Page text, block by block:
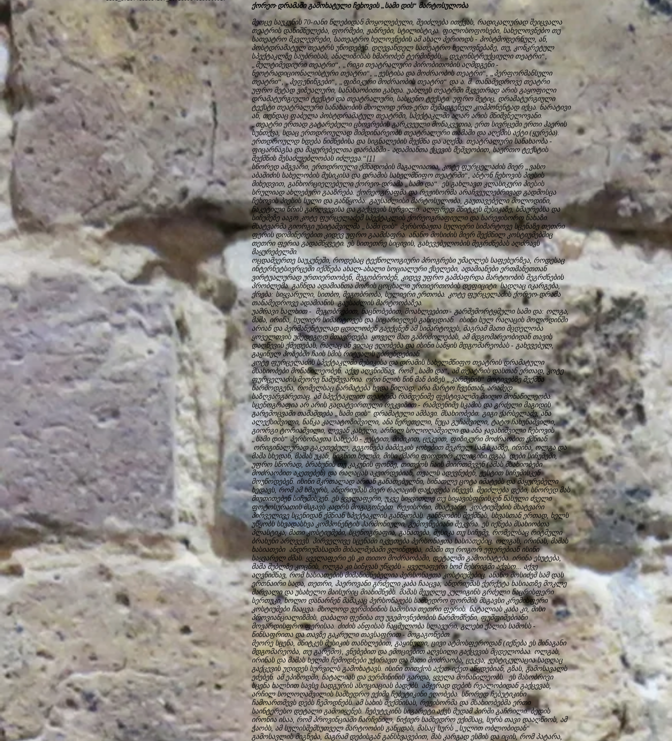
ქორეო-დრამაში გამოხატული ჩეხოვის „სამი დის“ მარტოსულობა
მეოცე საუკუნის 70-იანი წლებიდან მოყოლებული, შეიძლება ითქვას, რადიკალურად შეიცვალა
თეატრის დანიშნულება, ფორმები, ჟანრები, სტილისტიკა. ფილოსოფოსები, სახელოვნებო თუ
სათეატრო მკვლევრები, სათეატრო ხელოვნების ამ ახალ პერიოდს - პოსტმოდერნულ, ან,
პოსტდრამატულ თეატრს უწოდებენ. დღევანდელ სათეატრო ხელოვნებაზე, თუ, კონკრეტულ
სპექტაკლზე საუბრისას, ანალიზისას ხმარობენ ტერმინებს: „დეკონსტრუქციული თეატრი“,
„მულტიმედიური თეატრი“, „რიგი თეატრალური პირობითობის აღმდგენი -
ნეოტრადიციონალისტური თეატრი“, „ჟესტისა და მოძრაობის თეატრი“, „პერფორმანსული
თეატრი“, „ჰეფენინგები“, „ფიზიკური მოძრაობის თეატრი“ და ა. შ. თანამედროვე თეატრი
უფრო მეტად ვიზუალური, სანახაობითი გახდა. უახლეს თეატრში მკვეთრად არის გაყოფილი
დრამატურგიული ტექსტი და თეატრალური, სასცენო ტექსტი. უფრო მეტიც, დრამატურგიული
ტექსტი თეატრალური სანახაობის მხოლოდ ერთ-ერთ შემადგენელ კომპონენტად იქცა. ნარატივი
ან, თუნდაც ფაბულა პოსტდრამატულ თეატრში, სპექტაკლში აღარ არის მნიშვნელოვანი.
„თეატრი ერთად გატარებული ცხოვრების გარკვეული მონაკვეთია, ერთ სივრცეში ერთი ჰაერის
სუნთქვა, სდაც ერთდროულად მიმდინარეობს თეატრალური თამაში და აღქმის აქტი (ყურება).
ერთდროულდ ხდება ნიშნებისა და სიგნალების შექმნა და აღქმა. თეატრალური სანახაობა -
ფიცარნაგსა და მაყურებელთა დარბაზში - ადამიანთა ქცევის მეშვეობით, საერთო ტექსტის
შექმნის შესაძლებლობას იძლევა.“[1]
სწორედ ამგვარი, ერთდროული ქმნადობის მაგალიათია, კოტე ფურცელაძის მიერ „ვასო
აბაშიძის სახელობის მუსიკისა და დრამის სახელმწიფო თეატრში“, ანტონ ჩეხოვის პიესის
მიხედვით, განხორციელებული ქორეო-დრამა „სამი და“. ეს გახლავთ კლასიკური პიესის
სრულიად ახლებური გააზრება. ქორეოგრაფმა და რეჟისორმა არაჩვეულებრივად გადმოსცა
ჩეხოვის პიესის სული და განწყობა: გაუსაძლისი მარტოსულობა, გაუთავებელი მოლოდინი,
ჩაკეტილი წრის გარღვევისა და გაქცევის სურვილი. ალფრედ შნიტკეს მუსიკაზე, ხმაურებსა და
სიჩუმეზე ააგო კოტე ფურცელაძემ სპექტაკლის ქორეოგრაფიული და სარეჟისორო ნახაზი.
მხატვარმა გიორგი უსიტაშვილმა „სამი დის“ პერსონაჟთა სულიერი სიმარტოვე სცენაზე თეთრი
ფერის დომინერებით კიდევ უფრო გაამძაფრა. ანანო მოსიძის მიერ შექმნილ კოსტიუმებშიც
თეთრი ფერია გადამწყვეტი. ეს სითეთრე სიცივის, გახევებულობის შეგრძნებას აღძრავს
მაყურებელში.
ოცდამეერთე საუკუნეში, როდესაც ტექნოლოგიური პროგრესი უმაღლეს საფეხურზეა, როდესაც
ინტერნეტსივრცეში იქმნება ახალ-ახალი სოციალური ქსელები, ადამიანები ერთმანეთთან
ვირტუალურად ურთიერთობენ, მეგობრობენ, კიდევ უფრო გამძაფრდა მარტოობის შეგრძნების
პრობლემა. გაჩნდა ადამიანთა შორის ცოცხალი ურთიერთობის დეფიციტი. სადღაც იკარგება,
ქრება: სიყვარული, სითბო, მეგობრობა, სულიერი ერთობა. კოტე ფურცელაძის ქორეო-დრამა
თანამედროვე ადამიანის გაუსაძლის მარტოობაზეა.
უამრავი ხალხით - მეგობრებით, ნაცნობებით, მოახლეებით - გარშემორტყმული სამი და: ოლგა,
მაშა, ირინა, სულიერ სიმარტოვეს და სიცარიელეს განიცდიან. ისინი სულ რაღაცის მოლოდინში
არიან და პერმანენტულად ცდილობენ გაექცნენ ამ სიმარტოვეს, მაგრამ მათი მცდელობა
ყოველთვის უშედეგოდ მთავრდება. ყოველ მათ გაბრძოლებას, ამ მდგომარეობიდან თავის
დაღწევის ქმედებას, რაღაც ან ვიღაც ეღობება და ისინი საწყის მდგომარეობას - გახევებულ,
გაყინულ პოზებში ჩაის სმის რიტუალს უბრუნდებიან.
კოტე ფურცელაძის სპექტაკლში მუსიკისა და დრამის სახელმწიფო თეატრის დრამატული
მსახიობები მონაწილეობენ. აქვე აღვნიშნავ, რომ „სამი და“, ამ თეატრის დასთან ერთად, კოტე
ფურცელაძის მეორე ნამუშევარია. ორი წლის წინ მან ბიზეს „კარმენის“ მოტივებზე შექმნა
წარმოდგენა, რომელსაც წარმატება ხვდა წილად, არა მარტო ჩვენთან, არამედ
საზღვარგარეთაც. ამ სპექტაკლით თეატრმა რამდენიმე ფესტივალში მიიღო მონაწილეობა.
სცენოგრაფია არ არის გადატვირთული რეკვიზით - რამდენიმე სკამის და გრძელი მაგიდის
გარემოცვაში თამაშდება „სამი დის“ დრამატული ამბავი. მსახიობები: გიგი ქარსელაძე, ანა
ალექსიშვილი, ნანკა კალატოზიშვილი, ანა წერეთელი, ნუცა გუჩაშვილი, ტატო ჩახუნაშვილი,
გიორგი ტორიაშვილი, ლევან კახელი, არჩილ სოლოღაშვილი და ანა ჯავახიშვილი ჩეხოვის
„სამი დის“ პერსონაჟთა სახეებს - ჟესტით, მიმიკით, ცეკვით, ფიზიკური მოძრაობით ქმნიან.
ორიგინალურად გაკეთებულ, გეგონება ბამბუკის ჯოხებით შეკრულ სამ სკამზე, ირინა, ოლგა და
მაშა სხედან, მაშას უკან, წიგნით ხელში, მისი ქმარი ფიოდორ კულიგინი დგას. დები სიჩუმეში,
უფრო სწორად, ბრახუნის თუ კაკუნის ფონზე, თითქოს ჩაის მიირთმევენ (ამას მსახიობები
მოძრაობით აკეთებენ) და რაღაცას აკვირდებიან, თვალს ადევნებენ, ჟესტით სიჩუმისკენ
მოუწოდებენ. ისინი მკრთალად არიან განათებულნი, სინათლე ცოტა იმატებს და მაყურებელი
ხედავს, რომ ამ ხმაურს, ანდრიუშას მიერ რაღაცის დაჭედება იწვევს. შეიძლება დები, სწორედ მას
მიუთითებენ სიჩუმისკენ. ეს ყველაფერი, უკვე სიყვითლე თუ სიყავისფრისკენ წასული ძველი
ფოტოსურათის მსგავს კადრს მოგაგონებთ. რეჟისორი, მხატვარი, კოსტიუმების მხატვარი
პირველივე სცენიდან ქმნიან სპექტაკლის განწყობას. განწყობის შექმნას, სხვასთან ერთად, ხელს
უწყობს სხვადასხვა კომპონენტის ჰარმონიული, გემოვნებიანი შეკვრა. ეს იქნება მსახიობთა
პლასტიკა, მათი კოსტიუმები, სცენოგრაფია, განათება, მუსიკა თუ სიჩუმე, რომელსაც რიტმული
ბრახუნი არღვევს. პირველივე სცენაში იკვეთება პერსონაჟთა ხასიათებიც. ოლგას, ირინას, მაშას
ხასიათები ანდრიუშასადმი მისალმებაში ვლინდება, იმაში თუ როგორ ეფერებიან ისინი
საყვარელ ძმას. ყველაფერი ეს კი თითო მოძრაობაში, დეტალში გამოიხატება. ირინა ეხუტება,
მაშა შუბლზე კოცნის, ოლგა კი სინჯვას უწყებს - ყველაფერი ხომ წესრიგში აქვსო... აქვე
აღვნიშნავ, რომ ხასიათების მიმანიშნებელია პერსონაჟთა კოსტიუმებიც. ანანო მოსიძემ სამ დას
ერთნაირი სადა, თეთრი, ჰაეროვანი გრძელი კაბა ჩააცვა; ანდრიუშას ქერქეტა ხასიათზე მოკლე
შარვალი და უსახელო მაისურიც მიანიშნებს. მაშას მეუღლე კულიგინს გრძელი ნაცრისფერი
სერთუკი, ხოლო დანარჩენ მამაკაც პერსონაჟებს სამხედრო ფორმის მსგავსი კრემისფერი
კოსტიუმები ჩააცვა. მხოლოდ ვერშინინის სამოსია თეთრი ფერის. ნატალიას კაბა კი, მისი
პროვიანციალიზმის, დაბალი ფენისა თუ უგემოვნებობის წარმომჩენი, ფუშფიშებიანი
მოვარდისფრო ფერისაა. ძიძის ანფისას ჩაცმულობა სლავური, გლეხი ქალის სამოსს -
წინსაფრითა და თავზე გაკრული თავსაფრით - მოგაგონებთ.
მეორე სცენა, შნიტკეს მუსიკის თანხლებით, გაყინული, ცივი ატმოსფეროდან (იქნება ეს შინაგანი
მდგომარეობა, თუ გარემო), ვნებებით და ემოციებით აღვსილი გაქცევის მცდელობაა. ოლგას,
ირინას და მაშას ხელში ჩემოდნები უჭირავთ და მათი მოძრაობა, ცეკვა, ჟესტიკულაცია სადღაც
გაქცევის უდიდეს სურვილს გამოხატავს. ისინი თითქოს აქეთ-იქეთ აწყდებიან, გზას, გამოსავალს
ეძებენ. ამ ეპიზოდში, ნატალიას და ვერშინინის გარდა, ყველა მონაწილეობს. ეს მასობრივი
სცენა ხალხით სავსე სადგურის ასოციაციას ბადებს. ამჯერად დების რეალობიდან გაქცევას,
არჩილ სოლოღაშვილის სამხედრო ექიმი ჩებუტიკინი ეღობება. სწორედ ჩებუტიკინი
ჩამოართმევს დებს ჩემოდნებს. ამ სახის შექმნისას, რეჟისორმა და მსახიობებმა ერთი
საინტერესო დეტალი გამოიყენეს. ჩებუტეკინს სიგარეტი აქვს მუდამ პირში გაჩრილი. ბედის
ირონია ისაა, რომ პროვინციაში ჩარჩენილ, ნიჭიერ სამხედრო ექიმსაც, სურს თავი დააღწიოს, ამ
ჭაობს, ამ სულისშემხუთველ მარტოობის განცდას, მასაც სურს „სულით ობლობიდან“
გამოსავლის მიგნება, მაგრამ დებისგან განსხვავებით, მას კარგად ესმის და იცის, რომ პატარა,